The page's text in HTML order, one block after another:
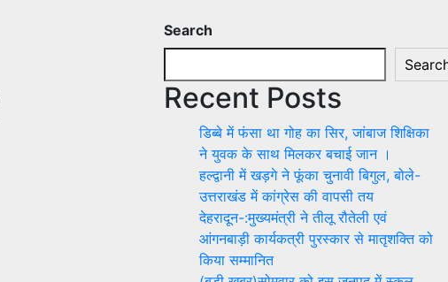
Search
Recent Posts
डिब्बे में फंसा था गोह का सिर, जांबाज शिक्षिका
ने युवक के साथ मिलकर बचाई जान ।
हल्द्वानी में खड़गे ने फूंका चुनावी बिगुल, बोले-
उत्तराखंड में कांग्रेस की वापसी तय
देहरादून-:मुख्यमंत्री ने तीलू रौतेली एवं
आंगनबाड़ी कार्यकत्री पुरस्कार से मातृशक्ति को
किया सम्मानित